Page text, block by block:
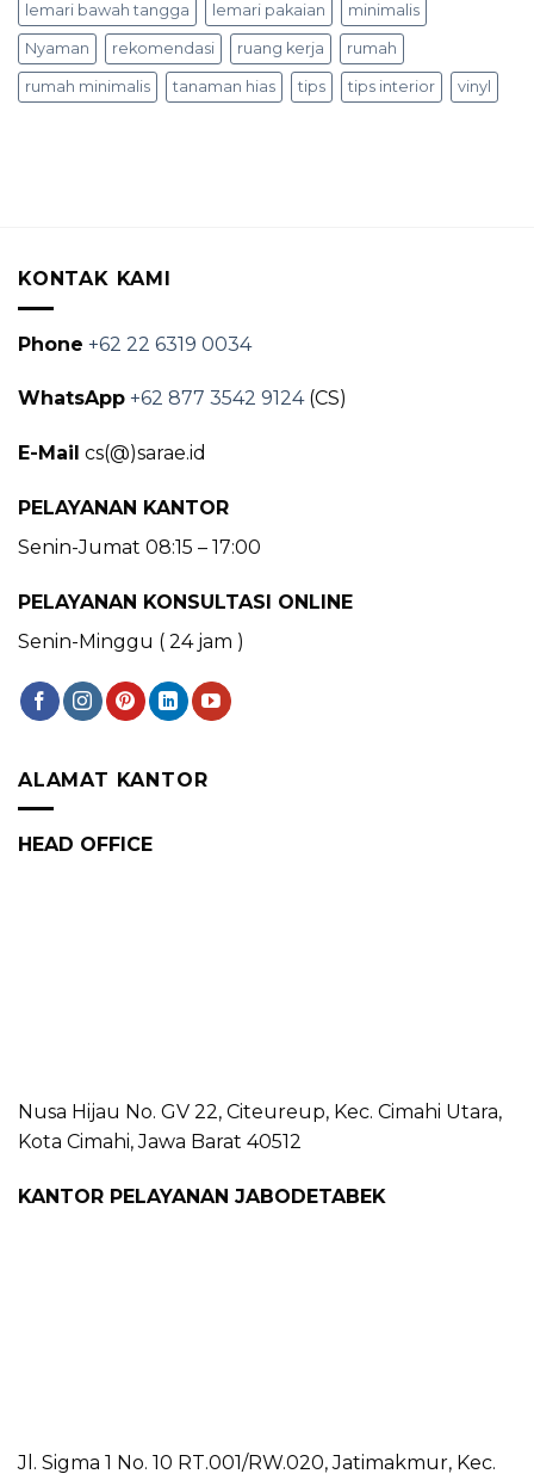
lemari bawah tangga lemari pakaian minimalis
Nyaman rekomendasi ruang kerja rumah
rumah minimalis tanaman hias tips tips interior vinyl
KONTAK KAMI
Phone +62 22 6319 0034
WhatsApp +62 877 3542 9124(CS)
E-Mail cs(@)sarae.id
PELAYANAN KANTOR
Senin-Jumat 08:15 – 17:00
PELAYANAN KONSULTASI ONLINE
Senin-Minggu ( 24 jam )
ALAMAT KANTOR
HEAD OFFICE
Nusa Hijau No. GV 22, Citeureup, Kec. Cimahi Utara,
Kota Cimahi, Jawa Barat 40512
KANTOR PELAYANAN JABODETABEK
Jl. Sigma 1 No. 10 RT.001/RW.020, Jatimakmur, Kec.